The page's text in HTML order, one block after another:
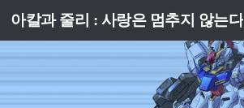
Skip to content
아칼과 줄리 : 사랑은 멈추지 않는다